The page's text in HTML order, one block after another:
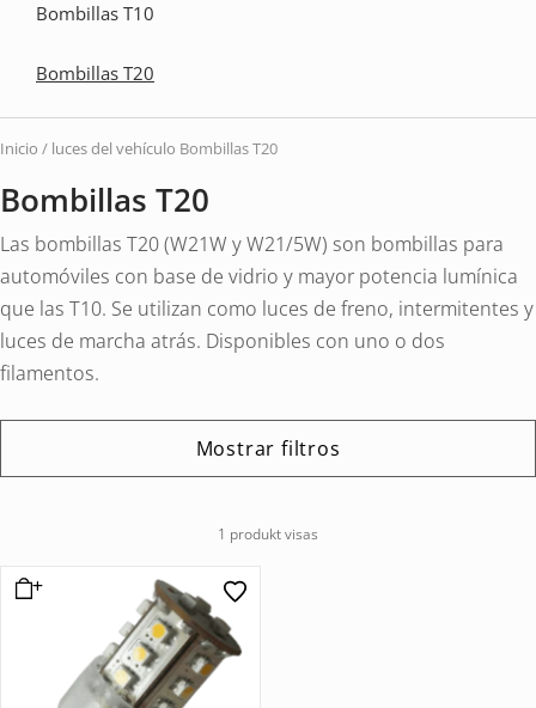
Bombillas T10
Bombillas T20
Inicio / luces del vehículo Bombillas T20
Bombillas T20
Las bombillas T20 (W21W y W21/5W) son bombillas para
automóviles con base de vidrio y mayor potencia lumínica
que las T10. Se utilizan como luces de freno, intermitentes y
luces de marcha atrás. Disponibles con uno o dos
filamentos.
Mostrar filtros
1 produkt visas